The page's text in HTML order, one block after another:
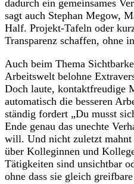
dadurch ein gemeinsames
sagt auch Stephan Megow,
Half. Projekt-Tafeln oder
Transparenz schaffen, ohne
Auch beim Thema
Arbeitswelt belohne
Doch laute, kontaktfreudige
automatisch die besseren
ständig fordert „Du musst
Ende genau das unechte
will. Und nicht zuletzt
über Kolleginnen und
Tätigkeiten sind unsichtbar
ohne dass sie gleich